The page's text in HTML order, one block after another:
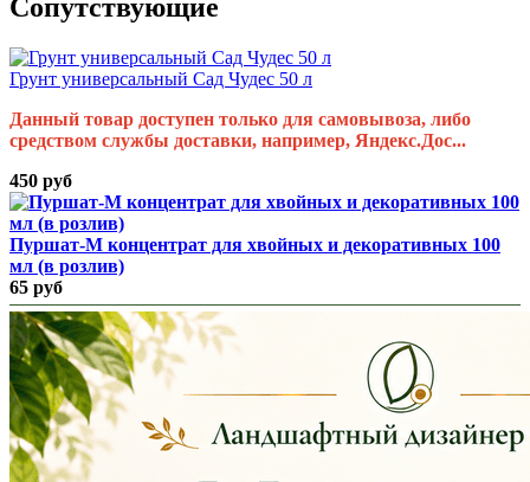
Cопутствующие
Грунт универсальный Сад Чудес 50 л
Данный товар доступен только для самовывоза, либо
средством службы доставки, например, Яндекс.Дос...
450 руб
Пуршат-М концентрат для хвойных и декоративных 100
мл (в розлив)
65 руб